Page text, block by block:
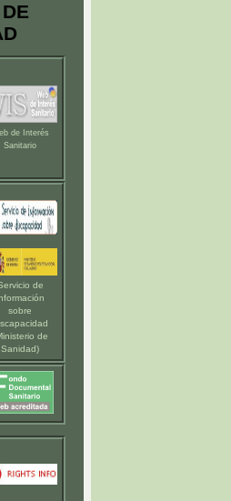
de Interés
Sanitario
de
sobre
de
Sanidad)